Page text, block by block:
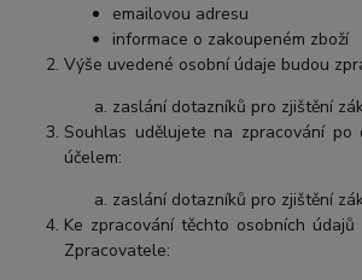
emailovou adresu
informace o zakoupeném zboží
Výše uvedené osobní údaje budou
zaslání dotazníků pro zjištění
Souhlas udělujete na zpracování po
účelem:
zaslání dotazníků pro zjištění
Ke zpracování těchto osobních
Zpracovatele: